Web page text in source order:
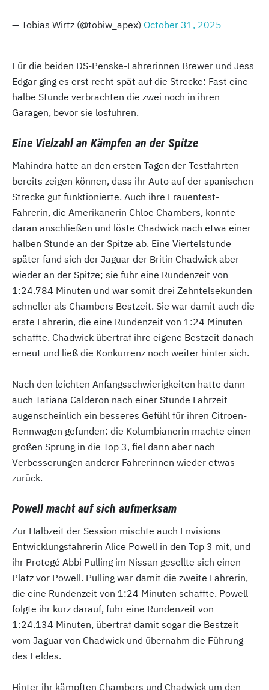
— Tobias Wirtz (@tobiw_apex) October 31, 2025
Für die beiden DS-Penske-Fahrerinnen Brewer und Jess
Edgar ging es erst recht spät auf die Strecke: Fast eine
halbe Stunde verbrachten die zwei noch in ihren
Garagen, bevor sie losfuhren.
Eine Vielzahl an Kämpfen an der Spitze
Mahindra hatte an den ersten Tagen der Testfahrten
bereits zeigen können, dass ihr Auto auf der spanischen
Strecke gut funktionierte. Auch ihre Frauentest-
Fahrerin, die Amerikanerin Chloe Chambers, konnte
daran anschließen und löste Chadwick nach etwa einer
halben Stunde an der Spitze ab. Eine Viertelstunde
später fand sich der Jaguar der Britin Chadwick aber
wieder an der Spitze; sie fuhr eine Rundenzeit von
1:24.784 Minuten und war somit drei Zehntelsekunden
schneller als Chambers Bestzeit. Sie war damit auch die
erste Fahrerin, die eine Rundenzeit von 1:24 Minuten
schaffte. Chadwick übertraf ihre eigene Bestzeit danach
erneut und ließ die Konkurrenz noch weiter hinter sich.
Nach den leichten Anfangsschwierigkeiten hatte dann
auch Tatiana Calderon nach einer Stunde Fahrzeit
augenscheinlich ein besseres Gefühl für ihren Citroen-
Rennwagen gefunden: die Kolumbianerin machte einen
großen Sprung in die Top 3, fiel dann aber nach
Verbesserungen anderer Fahrerinnen wieder etwas
zurück.
Powell macht auf sich aufmerksam
Zur Halbzeit der Session mischte auch Envisions
Entwicklungsfahrerin Alice Powell in den Top 3 mit, und
ihr Protegé Abbi Pulling im Nissan gesellte sich einen
Platz vor Powell. Pulling war damit die zweite Fahrerin,
die eine Rundenzeit von 1:24 Minuten schaffte. Powell
folgte ihr kurz darauf, fuhr eine Rundenzeit von
1:24.134 Minuten, übertraf damit sogar die Bestzeit
vom Jaguar von Chadwick und übernahm die Führung
des Feldes.
Hinter ihr kämpften Chambers und Chadwick um den